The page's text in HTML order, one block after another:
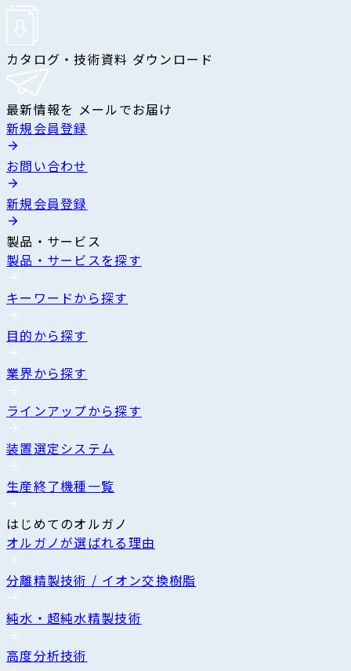
カタログ・技術資料 ダウンロード
最新情報を メールでお届け
新規会員登録
お問い合わせ
新規会員登録
製品・サービス
製品・サービスを探す
キーワードから探す
目的から探す
業界から探す
ラインアップから探す
装置選定システム
生産終了機種一覧
はじめてのオルガノ
オルガノが選ばれる理由
分離精製技術 / イオン交換樹脂
純水・超純水精製技術
高度分析技術